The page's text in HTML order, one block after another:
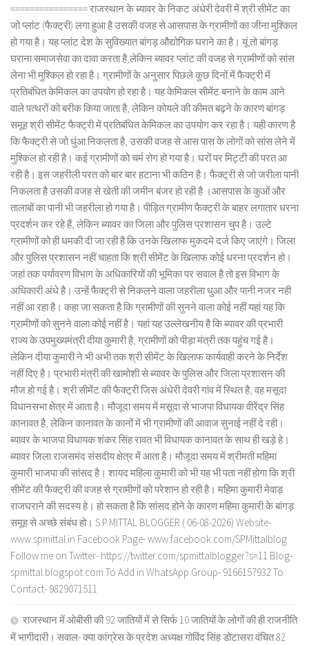
================ राजस्थान के ब्यावर के निकट अंधेरी देवरी में श्री सीमेंट का
जो प्लांट (फैक्ट्री) लगा हुआ है उसकी वजह से आसपास के ग्रामीणों का जीना मुश्किल
हो गया है। यह प्लांट देश के सुविख्यात बांगड़ औद्योगिक घराने का है। यूं तो बांगड़
घराना समाजसेवा का दावा करता है,लेकिन ब्यावर प्लांट की वजह से ग्रामीणों को सांस
लेना भी मुश्किल हो रहा है। ग्रामीणों के अनुसार पिछले कुछ दिनों में फैक्ट्री में
प्रतिबंधित केमिकल का उपयोग हो रहा है। यह केमिकल सीमेंट बनाने के काम आने
वाले पत्थरों को बरीक किया जाता है, लेकिन कोयले की कीमत बढ़ने के कारण बांगड़
समूह श्री सीमेंट फैक्ट्री में प्रतिबंधित केमिकल का उपयोग कर रहा है। यही कारण है
कि फैक्ट्री से जो धुंआ निकलता है, उसकी वजह से आस पास के लोगों को सांस लेने में
मुश्किल हो रही है। कई ग्रामीणों को चर्म रोग हो गया है। घरों पर मिट्टी की परत आ
रही है। इस जहरीली परत को बार बार हटाना भी कठिन है। फैक्ट्री से जो जरीला पानी
निकलता है उसकी वजह से खेती की जमीन बंजर हो रही है ।आसपास के कुओं और
तालाबों का पानी भी जहरीला हो गया है। पीड़ित ग्रामीण फैक्ट्री के बाहर लगातार धरना
प्रदर्शन कर रहे हैं, लेकिन ब्यावर का जिला और पुलिस प्रशासन चुप है। उल्टे
ग्रामीणों को ही धमकी दी जा रही है कि उनके खिलाफ मुकदमे दर्ज किए जाएंगे। जिला
और पुलिस प्रशासन नहीं चाहता कि श्री सीमेंट के खिलाफ कोई धरना प्रदर्शन हो।
जहां तक पर्यावरण विभाग के अधिकारियों की भूमिका पर सवाल है तो इस विभाग के
अधिकारी अंधे है। उन्हें फैक्ट्री से निकलने वाला जहरीला धुआ और पानी नजर नही
नहीं आ रहा है। कहा जा सकता है कि ग्रामीणों की सुनने वाला कोई नहीं यहां यह कि
ग्रामीणों को सुनने वाला कोई नहीं है। यहां यह उल्लेखनीय है कि ब्यावर की प्रभारी
राज्य के उपमुख्यमंत्री दीया कुमारी है, ग्रामीणों को पीड़ा मंत्री तक पहुंच गई है।
लेकिन दीया कुमारी ने भी अभी तक श्री सीमेंट के खिलाफ कार्यवाही करने के निर्देश
नहीं दिए है। प्रभारी मंत्री की खामोशी से ब्यावर के पुलिस और जिला प्रशासन की
मौज हो गई है। श्री सीमेंट की फैक्ट्री जिस अंधेरी देवरी गांव में स्थित है, वह मसूदा
विधानसभा क्षेत्र में आता है। मौजूदा समय में मसूदा से भाजपा विधायक वीरेंद्र सिंह
कानावत है, लेकिन कानावत के कानों में भी ग्रामीणों की आवाज सुनाई नहीं दे रही।
ब्यावर के भाजपा विधायक शंकर सिंह रावत भी विधायक कानावत के साथ ही खड़े हे।
ब्यावर जिला राजसमंद संसदीय क्षेत्र में आता है। मौजूदा समय में श्रीमती महिमा
कुमारी भाजपा की सांसद है। शायद महिला कुमारी को भी यह भी पता नहीं होगा कि श्री
सीमेंट की फैक्ट्री की वजह से ग्रामीणों को परेशान हो रही है। महिमा कुमारी मेवाड़
राजघराने की सदस्य हे। हो सकता है कि सांसद होने के कारण महिमा कुमारी के बांगड़
समूह से अच्छे संबंध हो। S.P.MITTAL BLOGGER ( 06-08-2026) Website-
www.spmittal.in Facebook Page- www.facebook.com/SPMittalblog
Follow me on Twitter- https://twitter.com/spmittalblogger?s=11 Blog-
spmittal.blogspot.com To Add in WhatsApp Group- 9166157932 To
Contact- 9829071511
राजस्थान में ओबीसी की 92 जातियों में से सिर्फ 10 जातियों के लोगों की ही राजनीति
में भागीदारी। सवाल- क्या कांग्रेस के प्रदेश अध्यक्ष गोविंद सिंह डोटासरा वंचित 82